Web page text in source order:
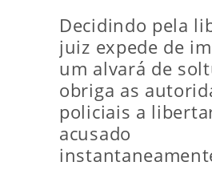
Decidindo pela
juiz expede de
um alvará de
obriga as
policiais a
acusado